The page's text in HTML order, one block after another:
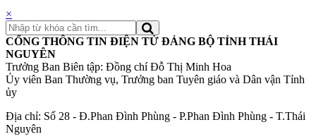
×
CỔNG THÔNG TIN ĐIỆN TỬ ĐẢNG BỘ TỈNH THÁI
NGUYÊN
Trưởng Ban Biên tập: Đồng chí Đỗ Thị Minh Hoa
Ủy viên Ban Thường vụ, Trưởng ban Tuyên giáo và Dân vận Tỉnh
ủy
Địa chỉ: Số 28 - Đ.Phan Đình Phùng - P.Phan Đình Phùng - T.Thái
Nguyên